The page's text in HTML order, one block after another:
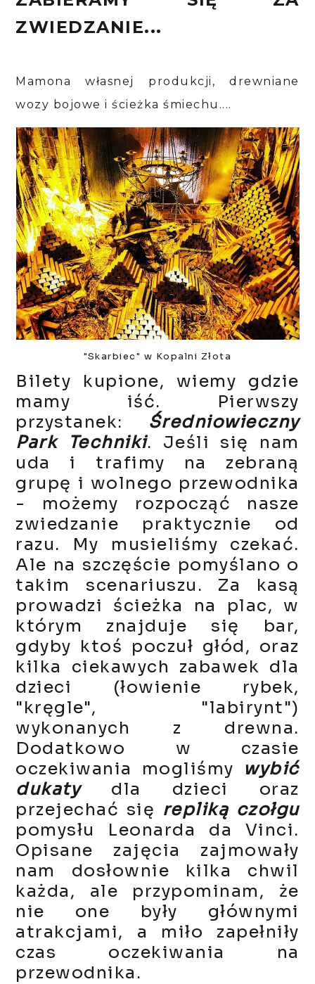
ZWIEDZANIE...
Mamona własnej produkcji, drewniane
wozy bojowe i ścieżka śmiechu....
"Skarbiec" w Kopalni Złota
Bilety kupione, wiemy gdzie
mamy iść. Pierwszy
przystanek: Średniowieczny
Park Techniki. Jeśli się nam
uda i trafimy na zebraną
grupę i wolnego przewodnika
- możemy rozpocząć nasze
zwiedzanie praktycznie od
razu. My musieliśmy czekać.
Ale na szczęście pomyślano o
takim scenariuszu. Za kasą
prowadzi ścieżka na plac, w
którym znajduje się bar,
gdyby ktoś poczuł głód, oraz
kilka ciekawych zabawek dla
dzieci (łowienie rybek,
"kręgle", "labirynt")
wykonanych z drewna.
Dodatkowo w czasie
oczekiwania mogliśmy wybić
dukatydla dzieci oraz
przejechać się repliką czołgu
pomysłu Leonarda da Vinci.
Opisane zajęcia zajmowały
nam dosłownie kilka chwil
każda, ale przypominam, że
nie one były głównymi
atrakcjami, a miło zapełniły
czas oczekiwania na
przewodnika.